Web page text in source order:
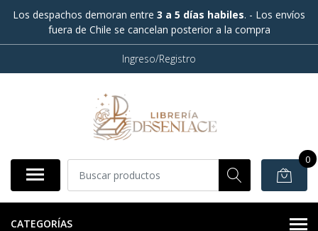
Los despachos demoran entre 3 a 5 días habiles. - Los envíos
fuera de Chile se cancelan posterior a la compra
Ingreso/Registro
0
CATEGORÍAS